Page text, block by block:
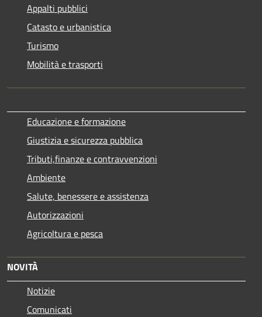
Appalti pubblici
Catasto e urbanistica
Turismo
Mobilità e trasporti
Educazione e formazione
Giustizia e sicurezza pubblica
Tributi,finanze e contravvenzioni
Ambiente
Salute, benessere e assistenza
Autorizzazioni
Agricoltura e pesca
NOVITÀ
Notizie
Comunicati